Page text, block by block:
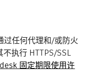
过任何代理和/或防火
执行 HTTPS/SSL
固定期限使用许